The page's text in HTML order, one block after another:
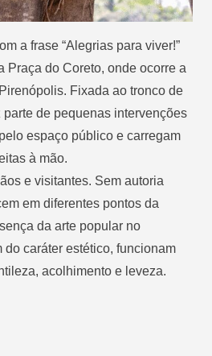
a frase “Alegrias para viver!”
Praça do Coreto, onde ocorre a
Fixada ao tronco de
parte de pequenas intervenções
espaço público e carregam
à mão.
e visitantes. Sem autoria
em diferentes pontos da
da arte popular no
do caráter estético, funcionam
acolhimento e leveza.